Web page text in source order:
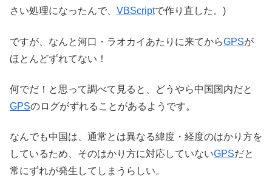
さい処理になったんで、 VBScriptで作り直した。)
ですが、なんと河口・ラオカイあたりに来てからGPSが
ほとんどずれてない！
何でだ！と思って調べて見ると、どうやら中国国内だと
GPSのログがずれることがあるようです。
なんでも中国は、通常とは異なる緯度・経度のはかり方を
しているため、そのはかり方に対応していないGPSだと
常にずれが発生してしまうらしい。